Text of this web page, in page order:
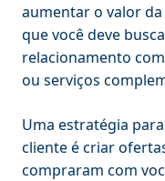
aumentar o valor
que você deve
relacionamento
ou serviços
Uma estratégia
cliente é criar
compraram com